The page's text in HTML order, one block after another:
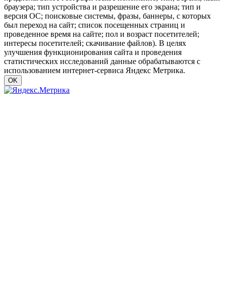
браузера; тип устройства и разрешение его экрана; тип и
версия ОС; поисковые системы, фразы, баннеры, с которых
был переход на сайт; список посещенных страниц и
проведенное время на сайте; пол и возраст посетителей;
интересы посетителей; скачивание файлов). В целях
улучшения функционирования сайта и проведения
статистических исследований данные обрабатываются с
использованием интернет-сервиса Яндекс Метрика.
OK